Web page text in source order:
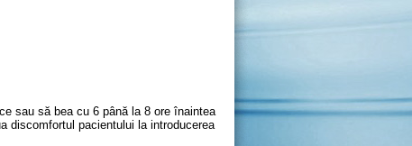
sau să bea cu 6 până la 8 ore înaintea
discomfortul pacientului la introducerea